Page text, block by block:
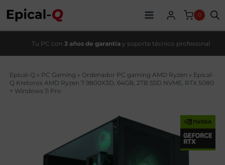
contenido
0
Tu PC con 3 años de garantía y soporte técnico profesional
Epical-Q » PC Gaming » Ordenador PC gaming AMD Ryzen » Epical-
Q Kretoros AMD Ryzen 7 9800X3D, 64GB, 2TB SSD NVME, RTX 5080
+ Windows 11 Pro